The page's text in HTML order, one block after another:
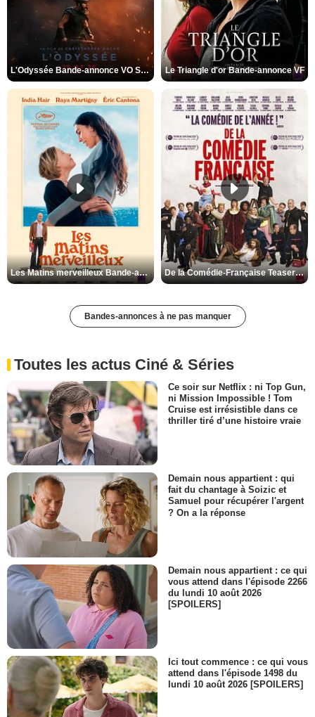
L'Odyssée Bande-annonce VO STFR Le Triangle d'or Bande-annonce VF
Les Matins merveilleux Bande-annonce VF De la Comédie-Française Teaser VF
Bandes-annonces à ne pas manquer
Toutes les actus Ciné & Séries
Ce soir sur Netflix : ni Top Gun,
ni Mission Impossible ! Tom
Cruise est irrésistible dans ce
thriller tiré d’une histoire vraie
Demain nous appartient : qui
fait du chantage à Soizic et
Samuel pour récupérer l'argent
? On a la réponse
Demain nous appartient : ce qui
vous attend dans l'épisode 2266
du lundi 10 août 2026
[SPOILERS]
Ici tout commence : ce qui vous
attend dans l'épisode 1498 du
lundi 10 août 2026 [SPOILERS]